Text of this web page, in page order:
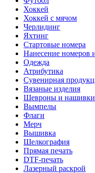
Хоккей
Хоккей с мячом
Черлидинг
Яхтинг
Стартовые номера
Нанесение номеров
Одежда
Атрибутика
Сувенирная
Вязаные изделия
Шевроны и нашивки
Вымпелы
Флаги
Мерч
Вышивка
Шелкография
Прямая печать
DTF-печать
Лазерный раскрой